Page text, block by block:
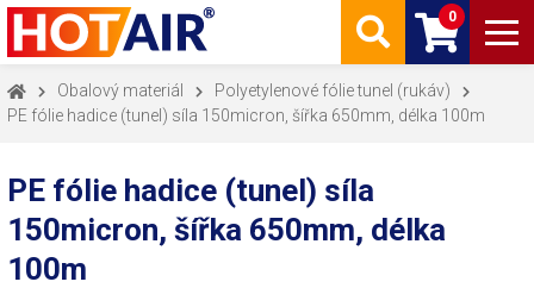
0
Obalový materiál
Polyetylenové fólie tunel (rukáv)
PE fólie hadice (tunel) síla 150micron, šířka 650mm, délka 100m
PE fólie hadice (tunel) síla
150micron, šířka 650mm, délka
100m